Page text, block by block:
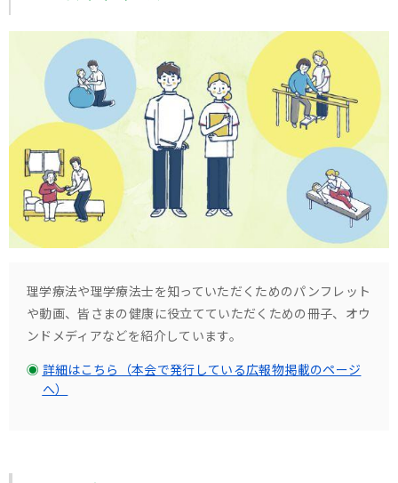
理学療法や理学療法士を知っていただくためのパンフレット
や動画、皆さまの健康に役立てていただくための冊子、オウ
ンドメディアなどを紹介しています。
詳細はこちら（本会で発行している広報物掲載のページ
へ）